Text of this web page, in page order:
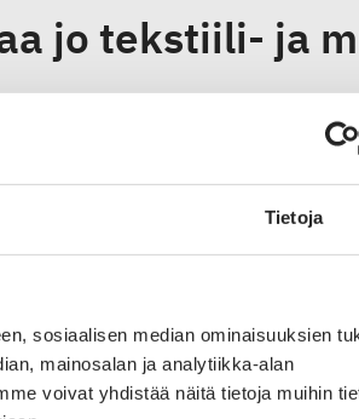
Tietoja
sosiaalisen median ominaisuuksien
mainosalan ja analytiikka-alan
voivat yhdistää näitä tietoja muihin
jo tekstiili- ja
Katri
A
1 … 12 13